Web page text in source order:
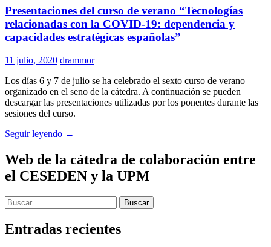
Presentaciones del curso de verano “Tecnologías
relacionadas con la COVID-19: dependencia y
capacidades estratégicas españolas”
11 julio, 2020 drammor
Los días 6 y 7 de julio se ha celebrado el sexto curso de verano
organizado en el seno de la cátedra. A continuación se pueden
descargar las presentaciones utilizadas por los ponentes durante las
sesiones del curso.
Seguir leyendo Presentaciones
curso
de
verano
relacionadas
con
COVID-
→
Web de la cátedra de colaboración entre
el CESEDEN y la UPM
Buscar:
Entradas recientes